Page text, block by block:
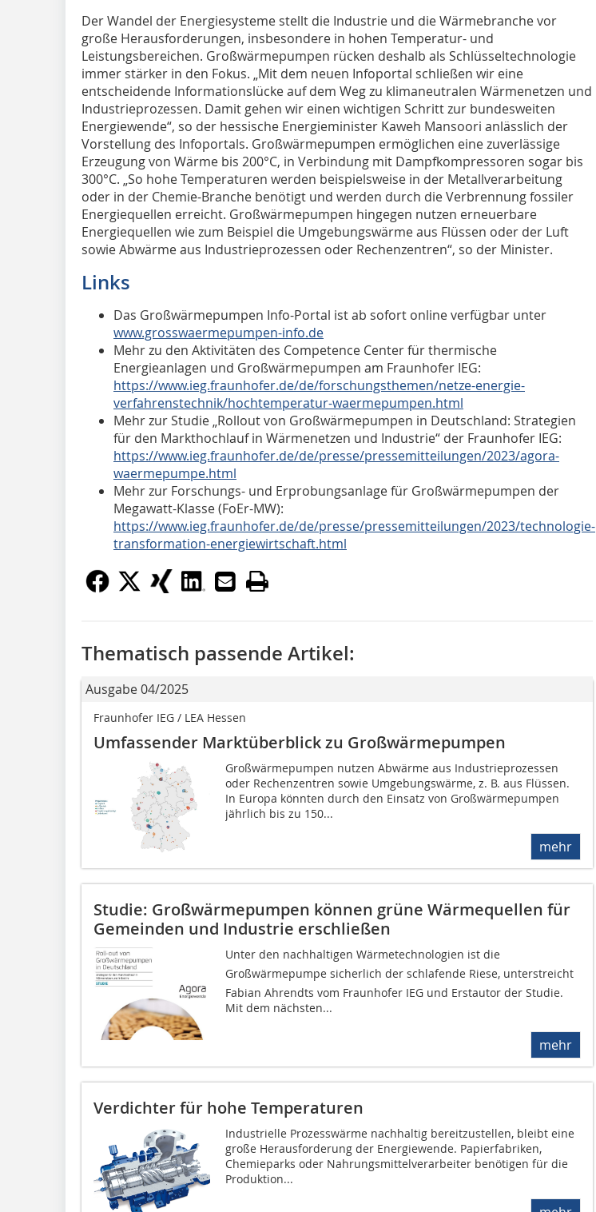
Der Wandel der Energiesysteme stellt die Industrie und die Wärmebranche vor
große Herausforderungen, insbesondere in hohen Temperatur- und
Leistungsbereichen. Großwärmepumpen rücken deshalb als Schlüsseltechnologie
immer stärker in den Fokus. „Mit dem neuen Infoportal schließen wir eine
entscheidende Informationslücke auf dem Weg zu klimaneutralen Wärmenetzen und
Industrieprozessen. Damit gehen wir einen wichtigen Schritt zur bundesweiten
Energiewende“, so der hessische Energieminister Kaweh Mansoori anlässlich der
Vorstellung des Infoportals. Großwärmepumpen ermöglichen eine zuverlässige
Erzeugung von Wärme bis 200°C, in Verbindung mit Dampfkompressoren sogar bis
300°C. „So hohe Temperaturen werden beispielsweise in der Metallverarbeitung
oder in der Chemie-Branche benötigt und werden durch die Verbrennung fossiler
Energiequellen erreicht. Großwärmepumpen hingegen nutzen erneuerbare
Energiequellen wie zum Beispiel die Umgebungswärme aus Flüssen oder der Luft
sowie Abwärme aus Industrieprozessen oder Rechenzentren“, so der Minister.
Links
Das Großwärmepumpen Info-Portal ist ab sofort online verfügbar unter
www.grosswaermepumpen-info.de
Mehr zu den Aktivitäten des Competence Center für thermische
Energieanlagen und Großwärmepumpen am Fraunhofer IEG:
https://www.ieg.fraunhofer.de/de/forschungsthemen/netze-energie-
verfahrenstechnik/hochtemperatur-waermepumpen.html
Mehr zur Studie „Rollout von Großwärmepumpen in Deutschland: Strategien
für den Markthochlauf in Wärmenetzen und Industrie“ der Fraunhofer IEG:
https://www.ieg.fraunhofer.de/de/presse/pressemitteilungen/2023/agora-
waermepumpe.html
Mehr zur Forschungs- und Erprobungsanlage für Großwärmepumpen der
Megawatt-Klasse (FoEr-MW):
https://www.ieg.fraunhofer.de/de/presse/pressemitteilungen/2023/technologie-
transformation-energiewirtschaft.html
Thematisch passende Artikel:
Ausgabe 04/2025
Fraunhofer IEG / LEA Hessen
Umfassender Marktüberblick zu Großwärmepumpen
Großwärmepumpen nutzen Abwärme aus Industrieprozessen
oder Rechenzentren sowie Umgebungswärme, z. B. aus Flüssen.
In Europa könnten durch den Einsatz von Großwärmepumpen
jährlich bis zu 150...
mehr
Studie: Großwärmepumpen können grüne Wärmequellen für
Gemeinden und Industrie erschließen
Unter den nachhaltigen Wärmetechnologien ist die
Großwärmepumpe sicherlich der schlafende Riese, unterstreicht
Fabian Ahrendts vom Fraunhofer IEG und Erstautor der Studie.
Mit dem nächsten...
mehr
Verdichter für hohe Temperaturen
Industrielle Prozesswärme nachhaltig bereitzustellen, bleibt eine
große Herausforderung der Energiewende. Papierfabriken,
Chemieparks oder Nahrungsmittelverarbeiter benötigen für die
Produktion...